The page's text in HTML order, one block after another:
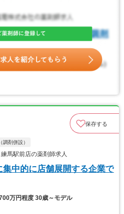
保存する
調剤併設）
馬駅前店の薬剤師求人
集中的に店舗展開する企業で
万円程度 30歳～モデル